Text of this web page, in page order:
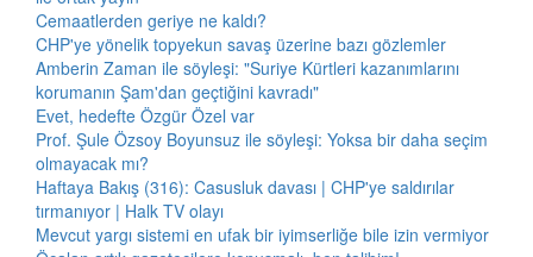
Cemaatlerden geriye ne kaldı?
CHP'ye yönelik topyekun savaş üzerine bazı gözlemler
Amberin Zaman ile söyleşi: "Suriye Kürtleri kazanımlarını
korumanın Şam'dan geçtiğini kavradı"
Evet, hedefte Özgür Özel var
Prof. Şule Özsoy Boyunsuz ile söyleşi: Yoksa bir daha seçim
olmayacak mı?
Haftaya Bakış (316): Casusluk davası | CHP'ye saldırılar
tırmanıyor | Halk TV olayı
Mevcut yargı sistemi en ufak bir iyimserliğe bile izin vermiyor